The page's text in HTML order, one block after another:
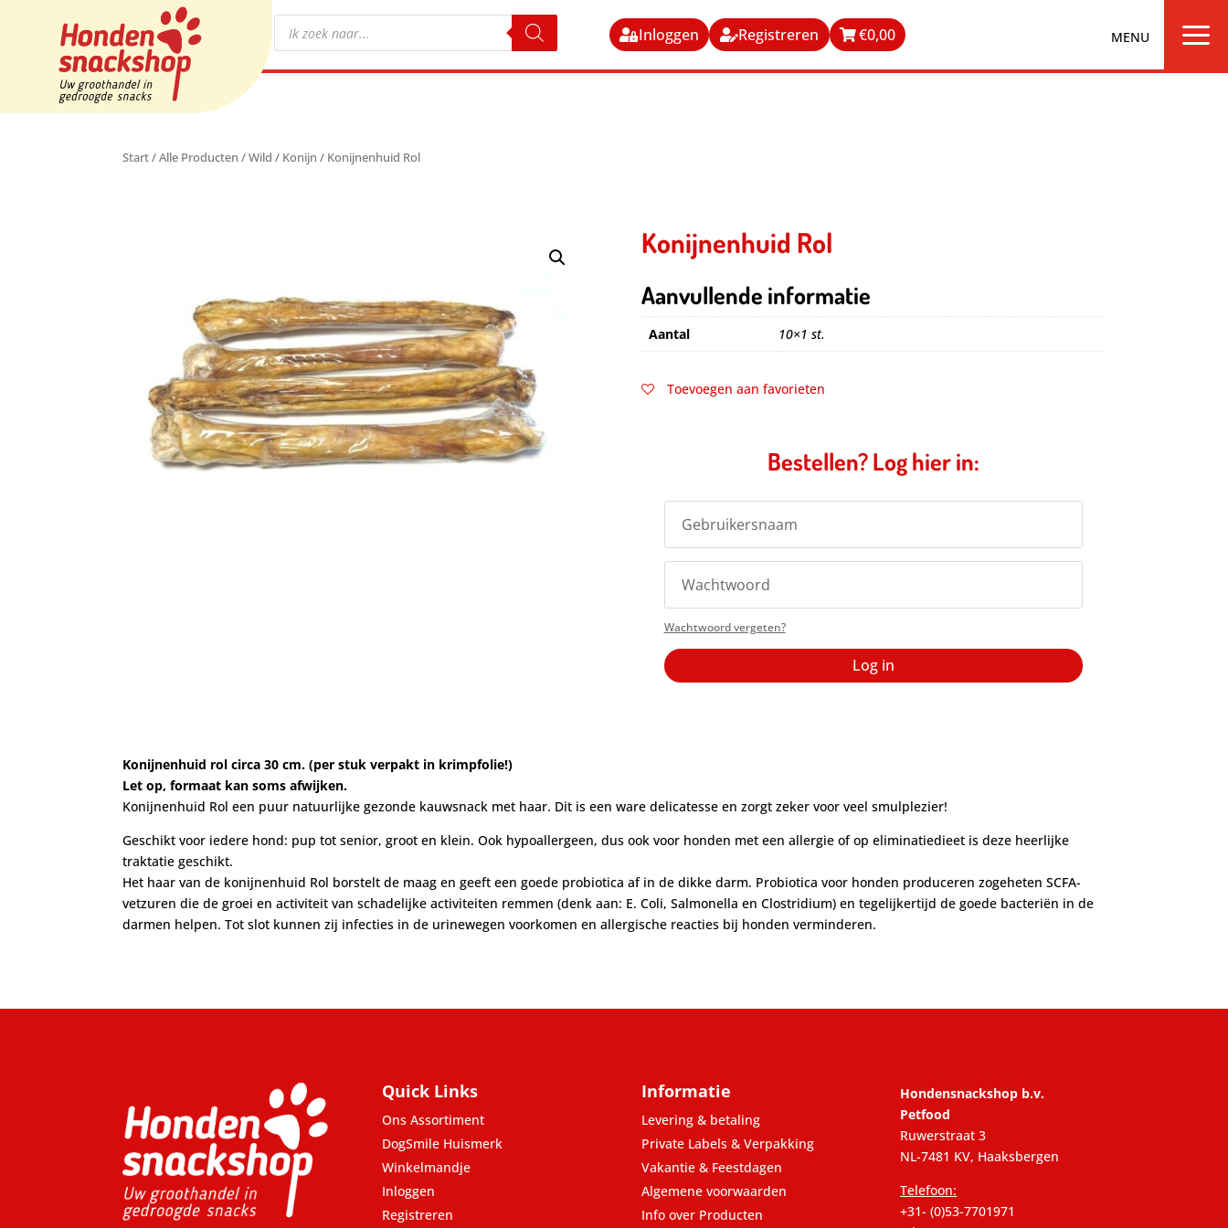
Inloggen Registreren €0,00 a
Start/Alle Producten /Wild / Konijn / Konijnenhuid Rol
Konijnenhuid Rol
Aanvullende informatie
Aantal 10×1 st.
Toevoegen aan favorieten
Bestellen? Log hier in:
Wachtwoord vergeten?
Log in
Konijnenhuid rol circa 30 cm. (per stuk verpakt in krimpfolie!)
Let op, formaat kan soms afwijken.
Konijnenhuid Rol een puur natuurlijke gezonde kauwsnack met haar. Dit is een ware delicatesse en zorgt zeker voor veel smulplezier!
Geschikt voor iedere hond: pup tot senior, groot en klein. Ook hypoallergeen, dus ook voor honden met een allergie of op eliminatiedieet is deze heerlijke
traktatie geschikt.
Het haar van de konijnenhuid Rol borstelt de maag en geeft een goede probiotica af in de dikke darm. Probiotica voor honden produceren zogeheten SCFA-
vetzuren die de groei en activiteit van schadelijke activiteiten remmen (denk aan: E. Coli, Salmonella en Clostridium) en tegelijkertijd de goede bacteriën in de
darmen helpen. Tot slot kunnen zij infecties in de urinewegen voorkomen en allergische reacties bij honden verminderen.
Quick Links
Ons Assortiment
DogSmile Huismerk
Winkelmandje
Inloggen
Registreren
Informatie
Levering & betaling
Private Labels & Verpakking
Vakantie & Feestdagen
Algemene voorwaarden
Info over Producten
Hondensnackshop b.v.
Petfood
Ruwerstraat 3
NL-7481 KV, Haaksbergen
Telefoon:
+31- (0)53-7701971